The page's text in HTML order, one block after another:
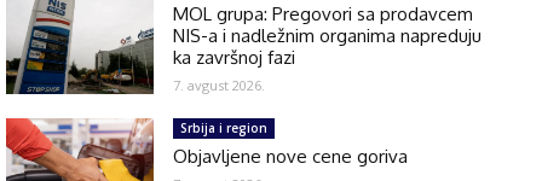
MOL grupa: Pregovori sa prodavcem
NIS-a i nadležnim organima napreduju
ka završnoj fazi
7. avgust 2026.
Srbija i region
Objavljene nove cene goriva